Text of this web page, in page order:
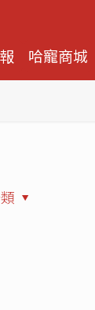
哈寵商城